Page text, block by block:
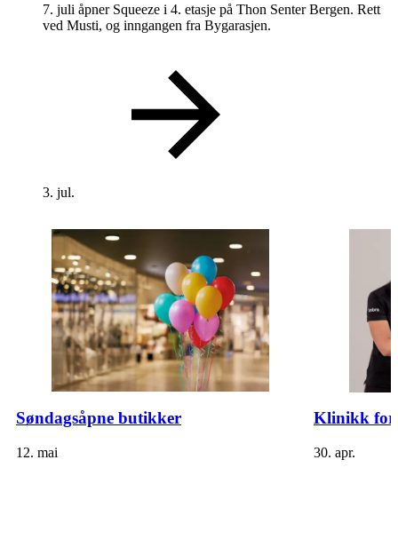
Finn frem
7. juli åpner Squeeze i 4. etasje på Thon Senter Bergen. Rett
ved Musti, og inngangen fra Bygarasjen.
3. jul.
Søndagsåpne butikker
12. mai
Klinikk for
30. apr.